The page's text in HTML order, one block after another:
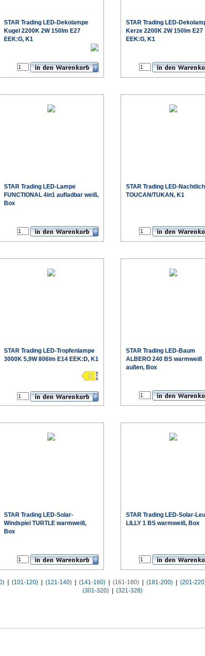
STAR Trading LED-Dekolampe
Kugel 2200K 2W 150lm E27
EEK:G, K1
STAR Trading LED-
Kerze 2200K 2W 150lm E27
EEK:G, K1
STAR Trading LED-Lampe
FUNCTIONAL 4in1 aufladbar weiß,
Box
STAR Trading LED-
TOUCAN/TUKAN, K1
STAR Trading LED-Tropfenlampe
3000K 5,9W 806lm E14 EEK:D, K1
€
STAR Trading LED-Baum
ALBERO 240 BS warmweiß
außen, Box
STAR Trading LED-Solar-
Windspiel TURTLE warmweiß,
Box
STAR Trading LED-Solar-
LILLY 1 BS warmweiß, Box
(101-120) (121-140) (141-160) (161-180) (181-200) (201-
(301-320)
(321-328)